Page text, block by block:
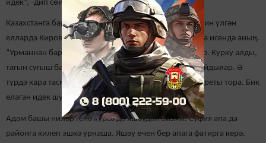
идек”, -дип сөйли Суфия апа.
Казахстанга барып балчыктан кирпеч сугулары, Сталин үлгән
елларда Киров якларында урман кисүдә булулары да исендә аның.
“Урманнан барыбызны да килеп алдылар, дәшмиләр. Курку алды,
тагын сугыш башланганмы, дип торабыз. Клубка җыйдылар. Ә
түрдә кара тасма белән уратып алынган Сталин портреты тора. Бик
елаган идек шунда”, -ди.
Адәм башы ниләр генә күрсә дә яшәүдән бизми. Суфия апа да
районга килеп эшкә урнаша. Яшәү өчен бер апага фатирга керә.